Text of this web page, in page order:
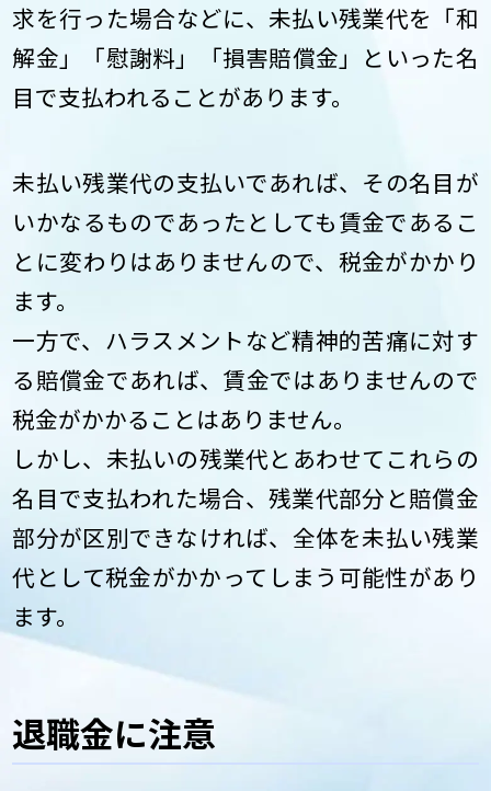
求を行った場合などに、未払い残業代を「和
解金」「慰謝料」「損害賠償金」といった名
目で支払われることがあります。
未払い残業代の支払いであれば、その名目が
いかなるものであったとしても賃金であるこ
とに変わりはありませんので、税金がかかり
ます。
一方で、ハラスメントなど精神的苦痛に対す
る賠償金であれば、賃金ではありませんので
税金がかかることはありません。
しかし、未払いの残業代とあわせてこれらの
名目で支払われた場合、残業代部分と賠償金
部分が区別できなければ、全体を未払い残業
代として税金がかかってしまう可能性があり
ます。
退職金に注意